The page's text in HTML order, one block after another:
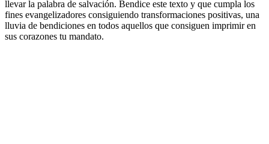
llevar la palabra de salvación. Bendice este texto y que cumpla los
fines evangelizadores consiguiendo transformaciones positivas, una
lluvia de bendiciones en todos aquellos que consiguen imprimir en
sus corazones tu mandato.